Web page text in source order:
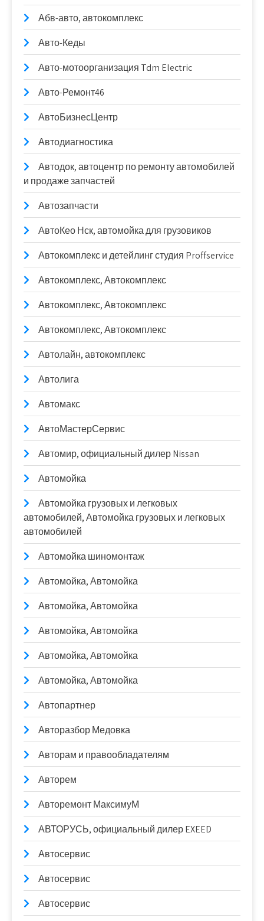
Абв-авто, автокомплекс
Авто-Кеды
Авто-мотоорганизация Tdm Electric
Авто-Ремонт46
АвтоБизнесЦентр
Автодиагностика
Автодок, автоцентр по ремонту автомобилей
и продаже запчастей
Автозапчасти
АвтоКео Нск, автомойка для грузовиков
Автокомплекс и детейлинг студия Proffservice
Автокомплекс, Автокомплекс
Автокомплекс, Автокомплекс
Автокомплекс, Автокомплекс
Автолайн, автокомплекс
Автолига
Автомакс
АвтоМастерСервис
Автомир, официальный дилер Nissan
Автомойка
Автомойка грузовых и легковых
автомобилей, Автомойка грузовых и легковых
автомобилей
Автомойка шиномонтаж
Автомойка, Автомойка
Автомойка, Автомойка
Автомойка, Автомойка
Автомойка, Автомойка
Автомойка, Автомойка
Автопартнер
Авторазбор Медовка
Авторам и правообладателям
Авторем
Авторемонт МаксимуМ
АВТОРУСЬ, официальный дилер EXEED
Автосервис
Автосервис
Автосервис